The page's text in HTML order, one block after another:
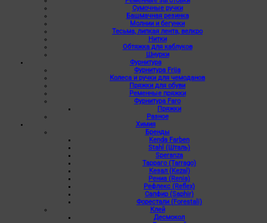
Сумочные ручки
Башмачная резинка
Молнии и бегунки
Тесьма, липкая лента, велкро
Нитки
Обтяжка для каблуков
Шнурки
Фурнитура
Фурнитура Frija
Колеса и ручки для чемоданов
Пряжки для обуви
Ременные пряжки
Фурнитура Faro
Пряжки
Разное
Химия
Бренды
Kenda Farben
Stahl (Шталь)
Speranza
Тарраго (Tarrago)
Кезал (Kezal)
Рениа (Renia)
Рефлекс (Reflex)
Сапфир (Saphir)
Форестали (Forestali)
Клей
Десмокол